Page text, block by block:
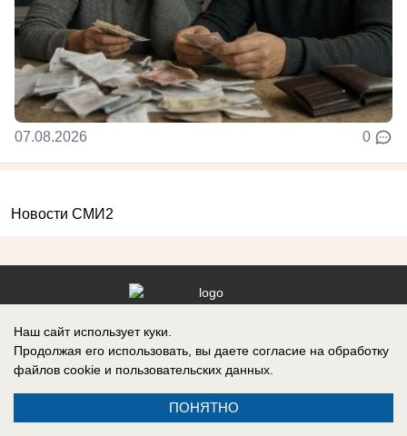
07.08.2026 0
Новости СМИ2
Реклама на сайте
Контакты
Информация
Наш сайт использует куки.
Продолжая его использовать, вы даете согласие на обработку
файлов cookie и пользовательских данных.
ПОНЯТНО